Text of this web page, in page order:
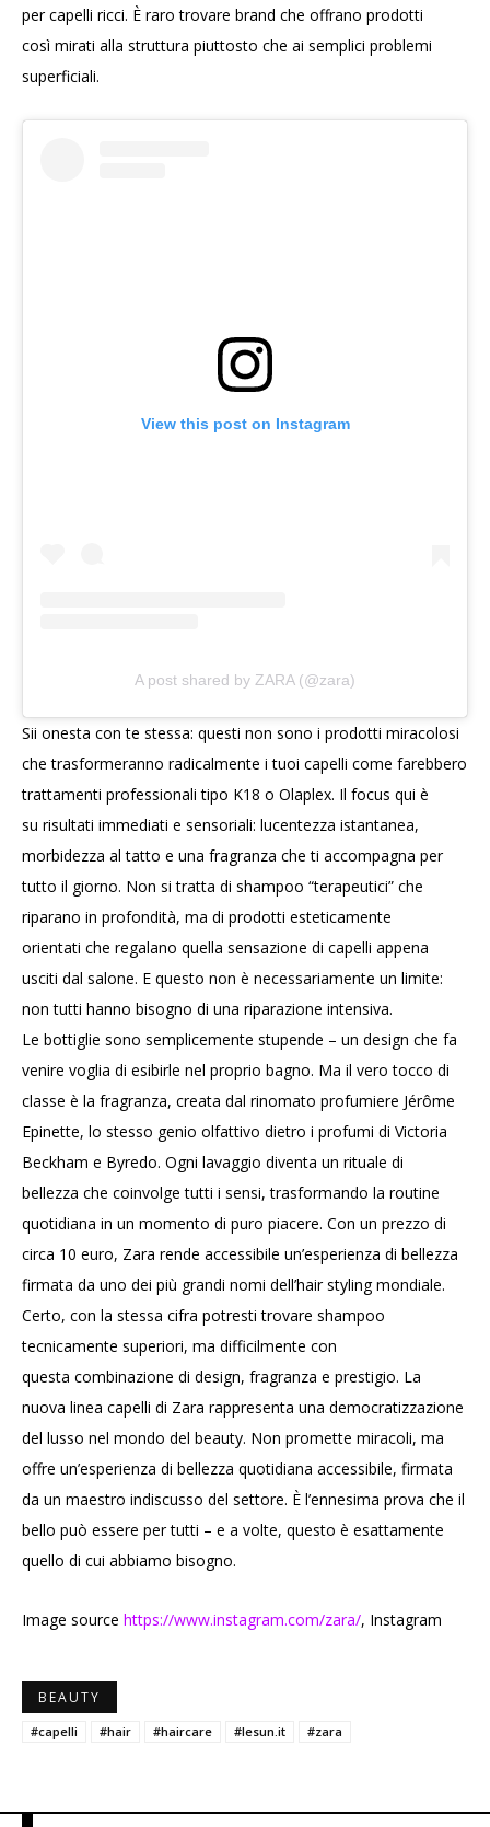
per capelli ricci. È raro trovare brand che offrano prodotti
così mirati alla struttura piuttosto che ai semplici problemi
superficiali.
View this post on Instagram
A post shared by ZARA (@zara)
Sii onesta con te stessa: questi non sono i prodotti miracolosi
che trasformeranno radicalmente i tuoi capelli come farebbero
trattamenti professionali tipo K18 o Olaplex. Il focus qui è
su risultati immediati e sensoriali: lucentezza istantanea,
morbidezza al tatto e una fragranza che ti accompagna per
tutto il giorno. Non si tratta di shampoo “terapeutici” che
riparano in profondità, ma di prodotti esteticamente
orientati che regalano quella sensazione di capelli appena
usciti dal salone. E questo non è necessariamente un limite:
non tutti hanno bisogno di una riparazione intensiva.
Le bottiglie sono semplicemente stupende – un design che fa
venire voglia di esibirle nel proprio bagno. Ma il vero tocco di
classe è la fragranza, creata dal rinomato profumiere Jérôme
Epinette, lo stesso genio olfattivo dietro i profumi di Victoria
Beckham e Byredo. Ogni lavaggio diventa un rituale di
bellezza che coinvolge tutti i sensi, trasformando la routine
quotidiana in un momento di puro piacere. Con un prezzo di
circa 10 euro, Zara rende accessibile un’esperienza di bellezza
firmata da uno dei più grandi nomi dell’hair styling mondiale.
Certo, con la stessa cifra potresti trovare shampoo
tecnicamente superiori, ma difficilmente con
questa combinazione di design, fragranza e prestigio. La
nuova linea capelli di Zara rappresenta una democratizzazione
del lusso nel mondo del beauty. Non promette miracoli, ma
offre un’esperienza di bellezza quotidiana accessibile, firmata
da un maestro indiscusso del settore. È l’ennesima prova che il
bello può essere per tutti – e a volte, questo è esattamente
quello di cui abbiamo bisogno.
Image source https://www.instagram.com/zara/, Instagram
BEAUTY
#capelli #hair #haircare #lesun.it #zara